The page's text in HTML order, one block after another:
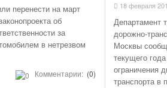
АВТО
ТАКСИ
НОМЕРА ВСЕХ
ТАКСИ
ОТЗЫВЫ
перенести на март
об
за
в нетрезвом
Комментарии: (0)
18 февраля
Департамент
дорожно-
Москвы
текущего
ограничения
транспорта в